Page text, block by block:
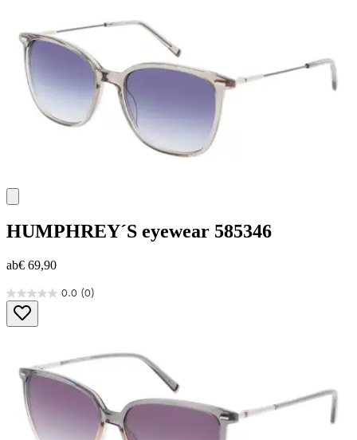
HUMPHREY´S eyewear 585346
ab€ 69,90
0.0 (0)
0.0
von
5